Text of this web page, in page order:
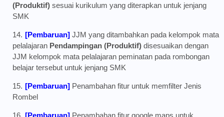
(Produktif) sesuai kurikulum yang diterapkan untuk jenjang
SMK
[Pembaruan] JJM yang ditambahkan pada kelompok mata
pelalajaran Pendampingan (Produktif) disesuaikan dengan
JJM kelompok mata pelalajaran peminatan pada rombongan
belajar tersebut untuk jenjang SMK
[Pembaruan] Penambahan fitur untuk memfilter Jenis
Rombel
[Pembaruan] Penambahan fitur google maps untuk